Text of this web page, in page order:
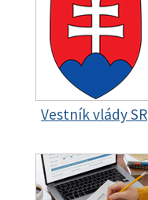
Vestník vlády SR